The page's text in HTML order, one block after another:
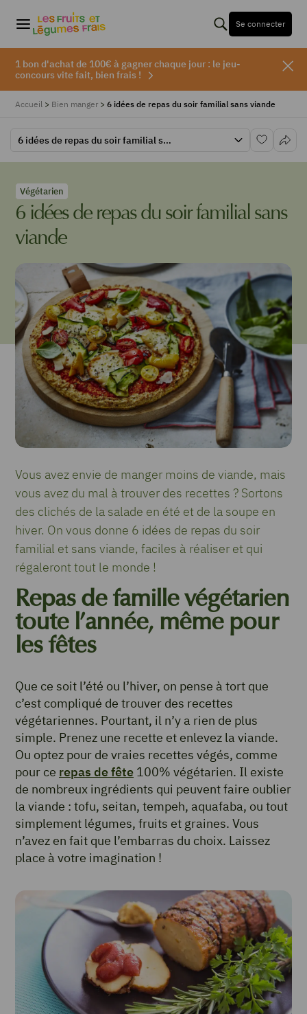
Se connecter
1 bon d'achat de 100€ à gagner chaque jour : le jeu-
concours vite fait, bien frais !
Accueil > Bien manger > 6 idées de repas du soir familial sans viande
6 idées de repas du soir familial sans viande
Végétarien
6 idées de repas du soir familial sans
viande
Vous avez envie de manger moins de viande, mais
vous avez du mal à trouver des recettes ? Sortons
des clichés de la salade en été et de la soupe en
hiver. On vous donne 6 idées de repas du soir
familial et sans viande, faciles à réaliser et qui
régaleront tout le monde !
Repas de famille végétarien
toute l’année, même pour
les fêtes
Que ce soit l’été ou l’hiver, on pense à tort que
c’est compliqué de trouver des recettes
végétariennes. Pourtant, il n’y a rien de plus
simple. Prenez une recette et enlevez la viande.
Ou optez pour de vraies recettes végés, comme
pour ce repas de fête 100% végétarien. Il existe
de nombreux ingrédients qui peuvent faire oublier
la viande : tofu, seitan, tempeh, aquafaba, ou tout
simplement légumes, fruits et graines. Vous
n’avez en fait que l’embarras du choix. Laissez
place à votre imagination !